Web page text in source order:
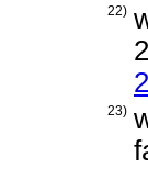
22)
23)